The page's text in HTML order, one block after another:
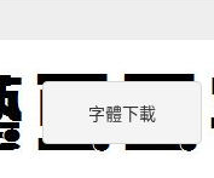
字體下載